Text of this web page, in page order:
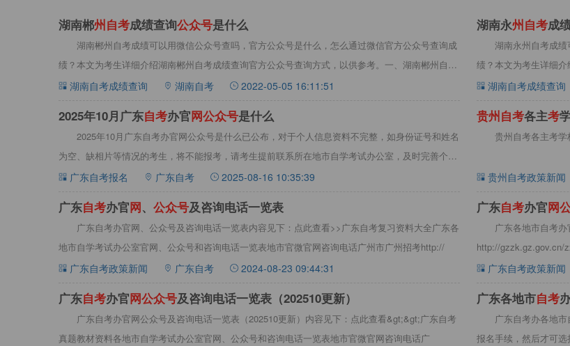
湖南郴州自考成绩查询公众号是什么
湖南郴州自考成绩可以用微信公众号查吗，官方公众号是什么，怎么通过微信官方公众号查询成
绩？本文为考生详细介绍湖南郴州自考成绩查询官方公众号查询方式，以供参考。一、湖南郴州自考
成绩查询
湖南自考成绩查询 湖南自考 2022-05-05 16:11:51
湖南永州自考成
湖南永州自考成
绩？本文为考生详细
成绩查询
湖南自考成绩查询
2025年10月广东自考办官网公众号是什么
2025年10月广东自考办官网公众号是什么已公布，对于个人信息资料不完整，如身份证号和姓名
为空、缺相片等情况的考生，将不能报考，请考生提前联系所在地市自学考试办公室，及时完善个人
相 广东自考报名 广东自考 2025-08-16 10:35:39
贵州自考各主考
号)
贵州自考各主考
贵州自考政策新闻
广东自考办官网、 公众号及咨询电话一览表
广东自考办官网、公众号及咨询电话一览表内容见下：点此查看>>广东自考复习资料大全广东各
地市自学考试办公室官网、公众号和咨询电话一览表地市官微官网咨询电话广州市广州招考http://
广东自考政策新闻 广东自考 2024-08-23 09:44:31
广东自考办官网
广东各地市自考
http://gzzk.gz.gov.cn/
广东自考政策新闻
广东自考办官网公众号及咨询电话一览表（202510更新）
广东自考办官网公众号及咨询电话一览表（202510更新）内容见下：点此查看&gt;&gt;广东自考
真题教材资料各地市自学考试办公室官网、公众号和咨询电话一览表地市官微官网咨询电话广
广东各地市自考
广东自考办各地
报名手续，然后才可